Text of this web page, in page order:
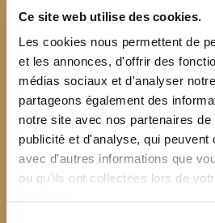
Ce site web utilise des cookies.
Les cookies nous permettent de
et les annonces, d'offrir des
médias sociaux et d'analyser
partageons également des
notre site avec nos partenaires
publicité et d'analyse, qui
avec d'autres informations que
ou qu'ils ont collectées lors de
La majorité de nos emballages sont
recyclable. Nos crousti équipes
pour trouver des solutions
innovantes et respectueuses de